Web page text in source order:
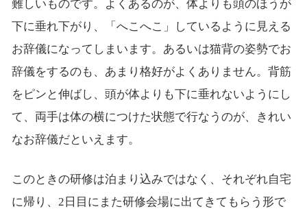
難しいものです。よくあるのが、体よりも頭のほうが
下に垂れ下がり、「へこへこ」しているように見える
お辞儀になってしまいます。あるいは猫背の姿勢でお
辞儀をするのも、あまり格好がよくありません。背筋
をピンと伸ばし、頭が体よりも下に垂れないようにし
て、両手は体の横につけた状態で行なうのが、きれい
なお辞儀だといえます。
このときの研修は泊まり込みではなく、それぞれ自宅
に帰り、2日目にまた研修会場に出てきてもらう形で